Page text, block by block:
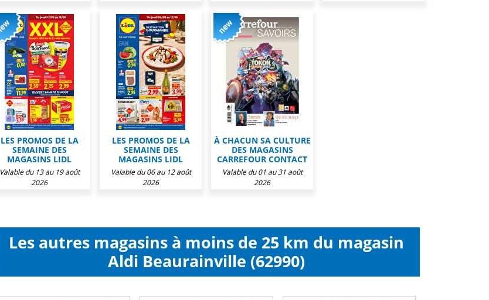
LES PROMOS DE LA
SEMAINE DES
MAGASINS LIDL
Valable du 13 au 19 août
2026
LES PROMOS DE LA
SEMAINE DES
MAGASINS LIDL
Valable du 06 au 12 août
2026
À CHACUN SA CULTURE
DES MAGASINS
CARREFOUR CONTACT
Valable du 01 au 31 août
2026
Les autres magasins à moins de 25 km du magasin
Aldi Beaurainville (62990)